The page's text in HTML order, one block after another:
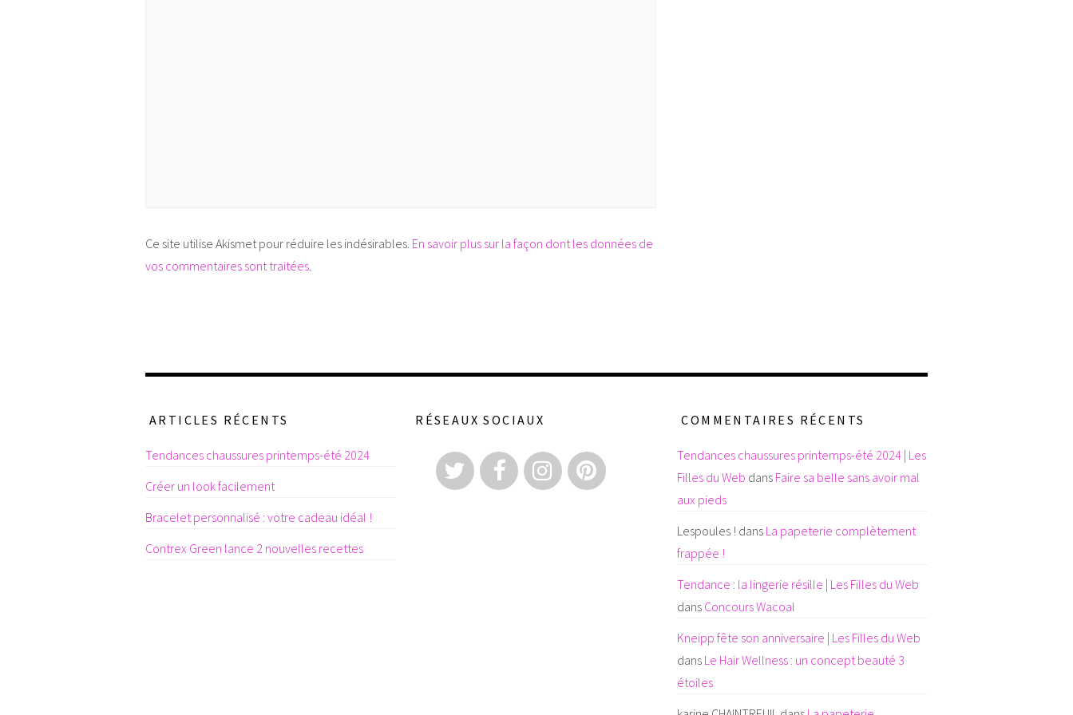
Ce site utilise Akismet pour réduire les indésirables. En savoir plus sur la façon dont les données de
vos commentaires sont traitées
ARTICLES RÉCENTS
Tendances chaussures printemps-été 2024
Créer un look facilement
Bracelet personnalisé : votre cadeau idéal !
Contrex Green lance 2 nouvelles recettes
RÉSEAUX SOCIAUX COMMENTAIRES RÉCENTS
Tendances chaussures printemps-été 2024 | Les
Filles du Web dans Faire sa belle sans avoir mal
aux pieds
Lespoules ! dans La papeterie complètement
frappée !
Tendance : la lingerie résille | Les Filles du Web
dans Concours Wacoal
Kneipp fête son anniversaire | Les Filles du Web
dans Le Hair Wellness : un concept beauté 3
étoiles